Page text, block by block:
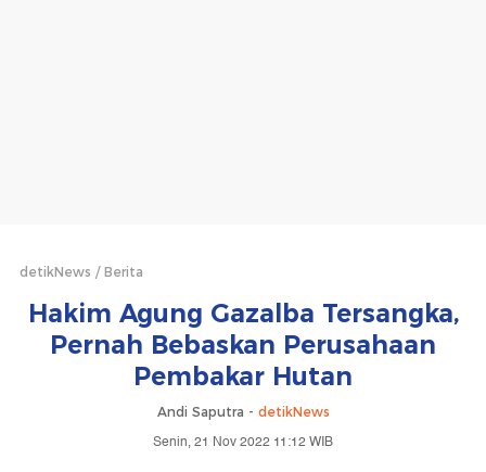
detikNews Berita
Hakim Agung Gazalba Tersangka,
Pernah Bebaskan Perusahaan
Pembakar Hutan
Andi Saputra - detikNews
Senin, 21 Nov 2022 11:12 WIB